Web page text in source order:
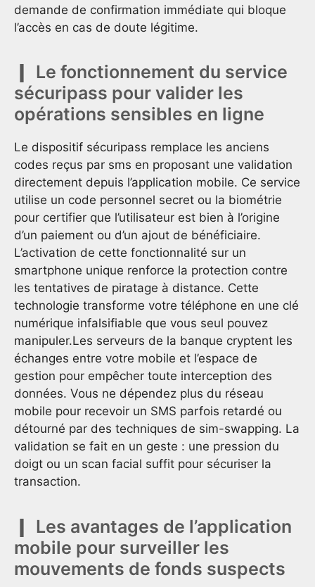
demande de confirmation immédiate qui bloque
l’accès en cas de doute légitime.
Le fonctionnement du service
sécuripass pour valider les
opérations sensibles en ligne
Le dispositif sécuripass remplace les anciens
codes reçus par sms en proposant une validation
directement depuis l’application mobile. Ce service
utilise un code personnel secret ou la biométrie
pour certifier que l’utilisateur est bien à l’origine
d’un paiement ou d’un ajout de bénéficiaire.
L’activation de cette fonctionnalité sur un
smartphone unique renforce la protection contre
les tentatives de piratage à distance. Cette
technologie transforme votre téléphone en une clé
numérique infalsifiable que vous seul pouvez
manipuler.Les serveurs de la banque cryptent les
échanges entre votre mobile et l’espace de
gestion pour empêcher toute interception des
données. Vous ne dépendez plus du réseau
mobile pour recevoir un SMS parfois retardé ou
détourné par des techniques de sim-swapping. La
validation se fait en un geste : une pression du
doigt ou un scan facial suffit pour sécuriser la
transaction.
Les avantages de l’application
mobile pour surveiller les
mouvements de fonds suspects